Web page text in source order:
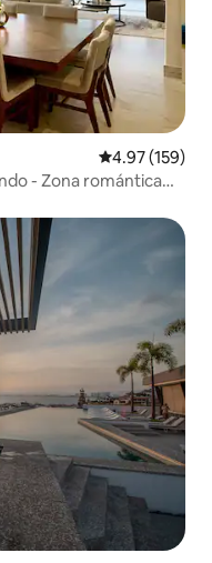
Calificación
4.97 (159)
- Zona romántica